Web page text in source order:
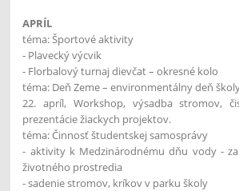
APRÍL
téma: Športové aktivity
- Plavecký výcvik
- Florbalový turnaj dievčat – okresné kolo
téma: Deň Zeme – environmentálny deň
22. apríl, Workshop, výsadba stromov,
prezentácie žiackych projektov.
téma: Činnosť študentskej samosprávy
- aktivity k Medzinárodnému dňu vody -
životného prostredia
- sadenie stromov, kríkov v parku školy